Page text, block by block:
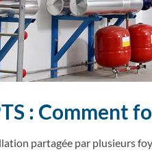
: Comment
partagée par plusieurs